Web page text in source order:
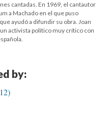
cantadas. En 1969, el cantautor
a Machado en el que puso
ayudó a difundir su obra. Joan
activista político muy crítico con
by: